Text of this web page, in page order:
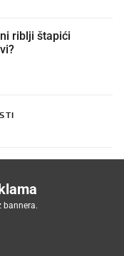
riblji štapići
bannera.